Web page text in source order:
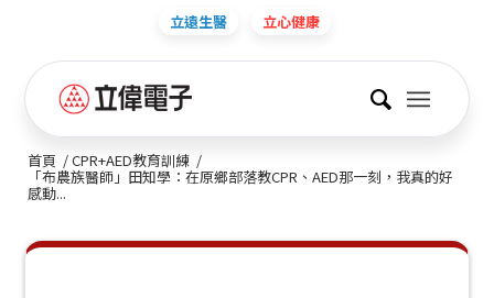
立遠生醫 立心健康
首頁 /CPR+AED教育訓練 /
「布農族醫師」田知學：在原鄉部落教CPR、AED那一刻，我真的好
感動...